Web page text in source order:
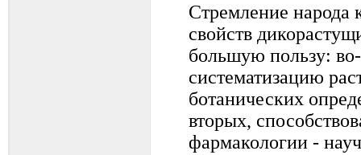
Стремление народа
свойств
большую пользу:
систематизацию
ботанических
вторых,
фармакологии -